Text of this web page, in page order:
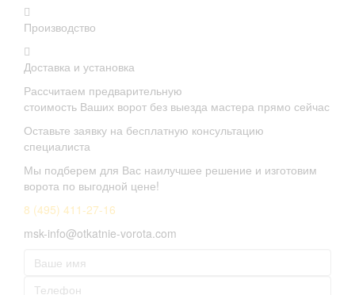
Производство
Доставка и установка
Рассчитаем предварительную
стоимость Ваших ворот без выезда мастера прямо сейчас
Оставьте заявку на бесплатную консультацию
специалиста
Мы подберем для Вас наилучшее решение и изготовим
ворота по выгодной цене!
8 (495) 411-27-16
msk-info@otkatnie-vorota.com